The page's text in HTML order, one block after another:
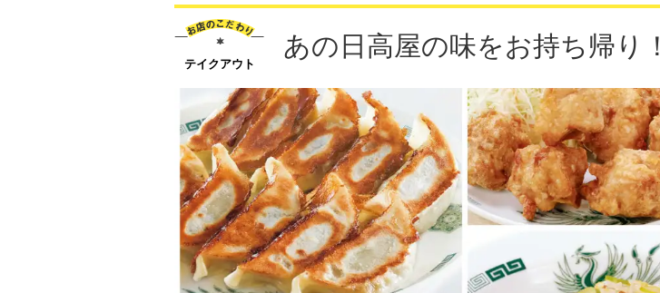
テイクアウト
あの日高屋の味をお持ち帰り！